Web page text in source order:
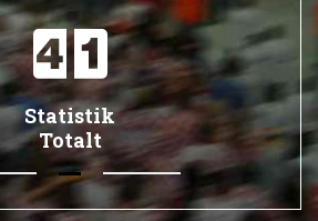
Statistik
Totalt